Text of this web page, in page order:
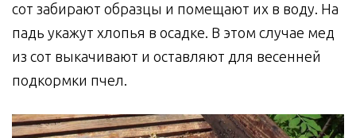
сот забирают образцы и помещают их в воду. На
падь укажут хлопья в осадке. В этом случае мед
из сот выкачивают и оставляют для весенней
подкормки пчел.